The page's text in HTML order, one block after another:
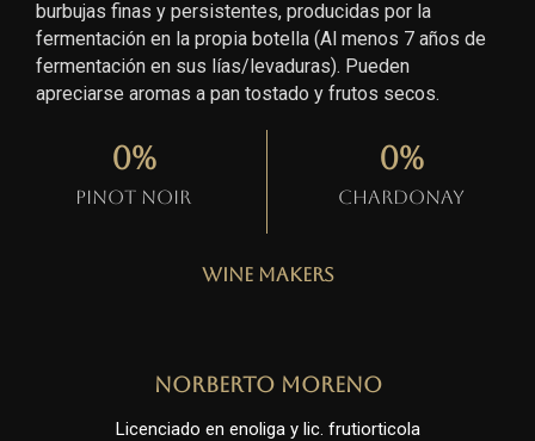
burbujas finas y persistentes, producidas por la
fermentación en la propia botella (Al menos 7 años de
fermentación en sus lías/levaduras). Pueden
apreciarse aromas a pan tostado y frutos secos.
Pinot Noir
0%
Chardonay
0%
Wine Makers
Norberto Moreno
Licenciado en enoliga y lic. frutiorticola